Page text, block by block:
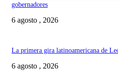
gobernadores
6 agosto , 2026
La primera gira latinoamericana de
6 agosto , 2026